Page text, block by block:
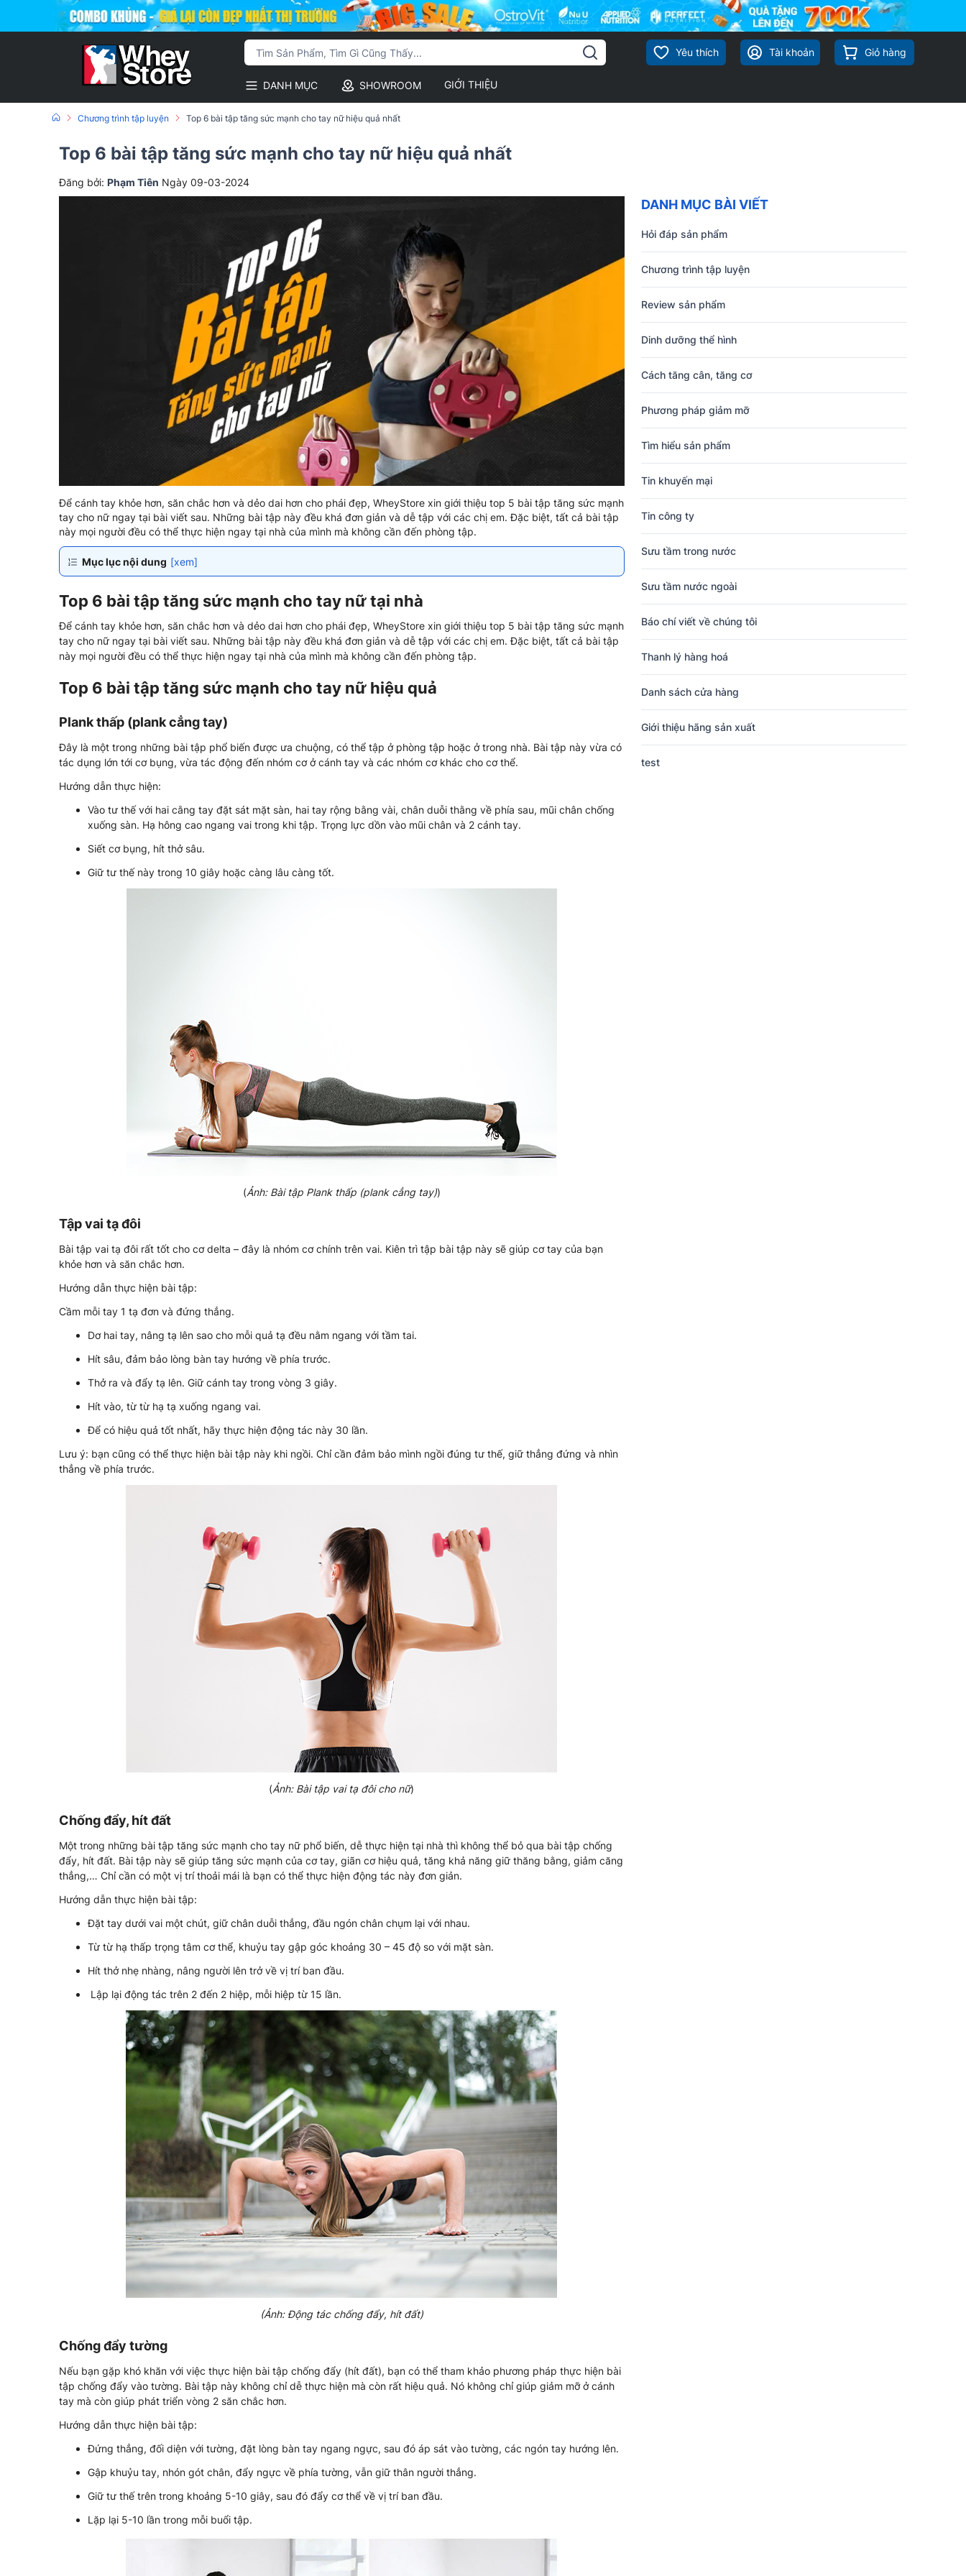
Yêu thích Tài khoản Giỏ hàng
DANH MỤC SHOWROOM GIỚI THIỆU
Chương trình tập luyện Top 6 bài tập tăng sức mạnh cho tay nữ hiệu quả nhất
Top 6 bài tập tăng sức mạnh cho tay nữ hiệu quả nhất
Đăng bởi: Phạm Tiên Ngày 09-03-2024
Để cánh tay khỏe hơn, săn chắc hơn và dẻo dai hơn cho phái đẹp, WheyStore xin giới thiệu top 5 bài tập tăng sức mạnh
tay cho nữ ngay tại bài viết sau. Những bài tập này đều khá đơn giản và dễ tập với các chị em. Đặc biệt, tất cả bài tập
này mọi người đều có thể thực hiện ngay tại nhà của mình mà không cần đến phòng tập.
Mục lục nội dung [xem]
Top 6 bài tập tăng sức mạnh cho tay nữ tại nhà
Để cánh tay khỏe hơn, săn chắc hơn và dẻo dai hơn cho phái đẹp, WheyStore xin giới thiệu top 5 bài tập tăng sức mạnh
tay cho nữ ngay tại bài viết sau. Những bài tập này đều khá đơn giản và dễ tập với các chị em. Đặc biệt, tất cả bài tập
này mọi người đều có thể thực hiện ngay tại nhà của mình mà không cần đến phòng tập.
Top 6 bài tập tăng sức mạnh cho tay nữ hiệu quả
Plank thấp (plank cẳng tay)
Đây là một trong những bài tập phổ biến được ưa chuộng, có thể tập ở phòng tập hoặc ở trong nhà. Bài tập này vừa có
tác dụng lớn tới cơ bụng, vừa tác động đến nhóm cơ ở cánh tay và các nhóm cơ khác cho cơ thể.
Hướng dẫn thực hiện:
Vào tư thế với hai cằng tay đặt sát mặt sàn, hai tay rộng bằng vài, chân duỗi thằng về phía sau, mũi chân chống
xuống sàn. Hạ hông cao ngang vai trong khi tập. Trọng lực dồn vào mũi chân và 2 cánh tay.
Siết cơ bụng, hít thở sâu.
Giữ tư thế này trong 10 giây hoặc càng lâu càng tốt.
(Ảnh: Bài tập Plank thấp (plank cẳng tay))
Tập vai tạ đôi
Bài tập vai tạ đôi rất tốt cho cơ delta – đây là nhóm cơ chính trên vai. Kiên trì tập bài tập này sẽ giúp cơ tay của bạn
khỏe hơn và săn chắc hơn.
Hướng dẫn thực hiện bài tập:
Cầm mỗi tay 1 tạ đơn và đứng thẳng.
Dơ hai tay, nâng tạ lên sao cho mỗi quả tạ đều nằm ngang với tầm tai.
Hít sâu, đảm bảo lòng bàn tay hướng về phía trước.
Thở ra và đẩy tạ lên. Giữ cánh tay trong vòng 3 giây.
Hít vào, từ từ hạ tạ xuống ngang vai.
Để có hiệu quả tốt nhất, hãy thực hiện động tác này 30 lần.
Lưu ý: bạn cũng có thể thực hiện bài tập này khi ngồi. Chỉ cần đảm bảo mình ngồi đúng tư thế, giữ thẳng đứng và nhìn
thẳng về phía trước.
(Ảnh: Bài tập vai tạ đôi cho nữ)
Chống đẩy, hít đất
Một trong những bài tập tăng sức mạnh cho tay nữ phổ biến, dễ thực hiện tại nhà thì không thể bỏ qua bài tập chống
đẩy, hít đất. Bài tập này sẽ giúp tăng sức mạnh của cơ tay, giãn cơ hiệu quả, tăng khả năng giữ thăng bằng, giảm căng
thẳng,… Chỉ cần có một vị trí thoải mái là bạn có thể thực hiện động tác này đơn giản.
Hướng dẫn thực hiện bài tập:
Đặt tay dưới vai một chút, giữ chân duỗi thẳng, đầu ngón chân chụm lại với nhau.
Từ từ hạ thấp trọng tâm cơ thể, khuỷu tay gập góc khoảng 30 – 45 độ so với mặt sàn.
Hít thở nhẹ nhàng, nâng người lên trở về vị trí ban đầu.
Lập lại động tác trên 2 đến 2 hiệp, mỗi hiệp từ 15 lần.
(Ảnh: Động tác chống đẩy, hít đất)
Chống đẩy tường
Nếu bạn gặp khó khăn với việc thực hiện bài tập chống đẩy (hít đất), bạn có thể tham khảo phương pháp thực hiện bài
tập chống đẩy vào tường. Bài tập này không chỉ dễ thực hiện mà còn rất hiệu quả. Nó không chỉ giúp giảm mỡ ở cánh
tay mà còn giúp phát triển vòng 2 săn chắc hơn.
Hướng dẫn thực hiện bài tập:
Đứng thẳng, đối diện với tường, đặt lòng bàn tay ngang ngực, sau đó áp sát vào tường, các ngón tay hướng lên.
Gập khuỷu tay, nhón gót chân, đẩy ngực về phía tường, vẫn giữ thân người thẳng.
Giữ tư thế trên trong khoảng 5-10 giây, sau đó đẩy cơ thể về vị trí ban đầu.
Lặp lại 5-10 lần trong mỗi buổi tập.
DANH MỤC BÀI VIẾT
Hỏi đáp sản phẩm
Chương trình tập luyện
Review sản phẩm
Dinh dưỡng thể hình
Cách tăng cân, tăng cơ
Phương pháp giảm mỡ
Tìm hiểu sản phẩm
Tin khuyến mại
Tin công ty
Sưu tầm trong nước
Sưu tầm nước ngoài
Báo chí viết về chúng tôi
Thanh lý hàng hoá
Danh sách cửa hàng
Giới thiệu hãng sản xuất
test